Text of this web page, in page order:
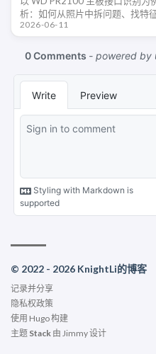
析：如何从照片中拆问题、找特
J50 等接口判断转成可实测的验证
2026-06-11
© 2022 - 2026 KnightLi的博客
记录并分享
隐私权政策
使用 Hugo构建
主题 Stack 由 Jimmy设计